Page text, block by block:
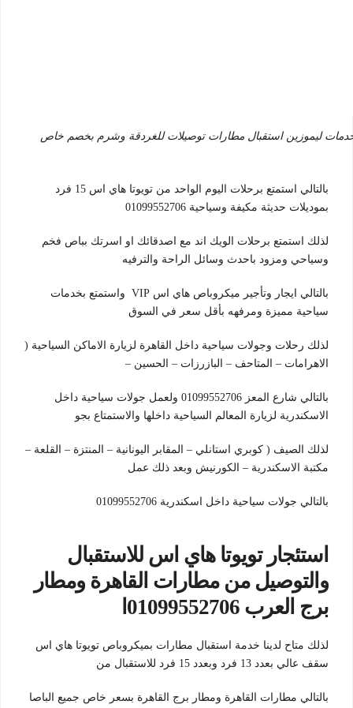
ميكروباص تويوتا هاي اس سقف عالي 15 و 13 فرد خدمات ليموزين استقبال مطارات توصيلات للغردقة وشرم بخصم خاص
بالتالي استمتع برحلات اليوم الواحد من تويوتا هاي اس 15 فرد
بموديلات حديثة مكيفة وسياحية 01099552706
لذلك استمتع برحلات الويك اند مع اصدقائك او اسرتك بباص فخم
وسياحي ومزود باحدث وسائل الراحة والترفيه
بالتالي ايجار وتأجير ميكروباص هاي اس VIP واستمتع بخدمات
سياحية مميزة ومرفهه بأقل سعر في السوق
لذلك رحلات وجولات سياحية داخل القاهرة لزيارة الاماكن السياحية (
الاهرامات – المتاحف – البازرزات – الحسين –
بالتالي شارع المعز 01099552706 ولعمل جولات سياحية داخل
الاسكندرية لزيارة المعالم السياحية داخلها والاستمتاع بجو
لذلك الصيف ( كوبري استانلي – المقابر اليونانية – المنتزة – القلعة –
مكتبة الاسكندرية – الكورنيش وبعد ذلك عمل
بالتالي جولات سياحية داخل اسكندرية 01099552706
استئجار تويوتا هاي اس للاستقبال
والتوصيل من مطارات القاهرة ومطار
برج العرب 01099552706ا
لذلك متاح لدينا خدمة استقبال مطارات بميكروباص تويوتا هاي اس
سقف عالي بعدد 13 فرد وبعدد 15 فرد للاستقبال من
بالتالي مطارات القاهرة ومطار برج القاهرة بسعر خاص جميع الباصا